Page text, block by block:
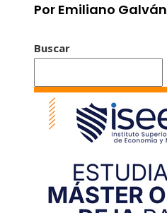
Por Emiliano Galván
Buscar